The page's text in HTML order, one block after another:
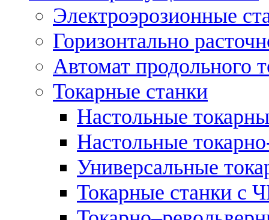
Электроэрозионные
Горизонтально
Автомат продольного
Токарные станки
Настольные
Настольные
Универсальные
Токарные станки с